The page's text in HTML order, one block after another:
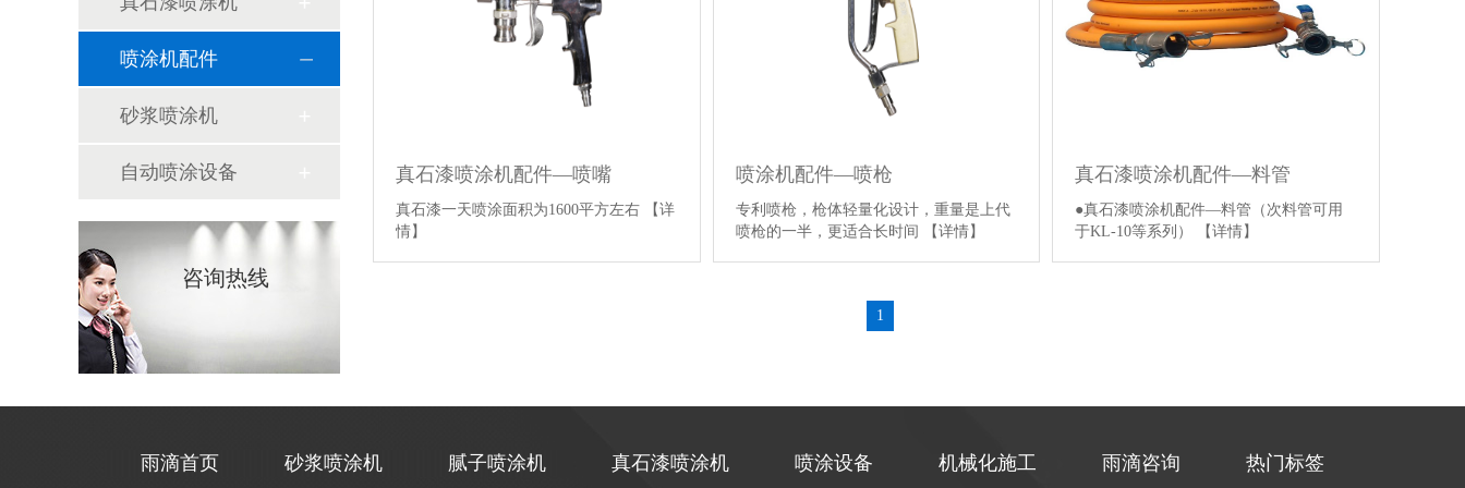
喷涂机配件
砂浆喷涂机
自动喷涂设备
咨询热线
真石漆喷涂机配件—喷嘴
真石漆一天喷涂面积为1600平方左右
【详
情】
喷涂机配件—喷枪
专利喷枪，枪体轻量化设计，重量是上代
喷枪的一半，更适合长时间
【详情】
真石漆喷涂机配件—料管
●真石漆喷涂机配件—料管（次料管可用
于KL-10等系列）
【详情】
1
雨滴首页 砂浆喷涂机 腻子喷涂机 真石漆喷涂机 喷涂设备 机械化施工 雨滴咨询 热门标签